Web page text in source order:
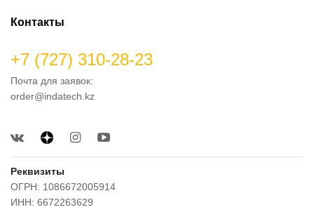
Контакты
+7 (727) 310-28-23
Почта для заявок:
order@indatech.kz
Реквизиты
ОГРН: 1086672005914
ИНН: 6672263629